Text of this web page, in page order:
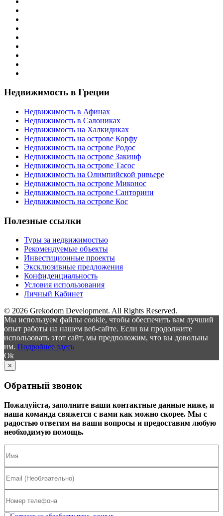
Недвижимость в Греции
Недвижимость в Афинах
Недвижимость в Салониках
Недвижимость на Халкидиках
Недвижимость на острове Корфу
Недвижимость на острове Родос
Недвижимость на острове Закинф
Недвижимость на острове Тасос
Недвижимость на Олимпийской ривьере
Недвижимость на острове Миконос
Недвижимость на острове Санторини
Недвижимость на острове Кос
Полезные ссылки
Туры за недвижимостью
Рекомендуемые объекты
Инвестиционные проекты
Эксклюзивные предложения
Конфиденциальность
Условия использования
Личный Кабинет
© 2026 Grekodom Development. All Rights Reserved.
Мы используем файлы cookie, чтобы обеспечить вам лучший
опыт работы на нашем веб-сайте. Если вы продолжите
использовать этот сайт, мы предположим, что вы довольны
им. Подробнее здесь
Ok
×
Обратный звонок
Пожалуйста, заполните ваши контактные данные ниже, и
наша команда свяжется с вами как можно скорее. Мы с
радостью ответим на ваши вопросы и предоставим любую
необходимую помощь.